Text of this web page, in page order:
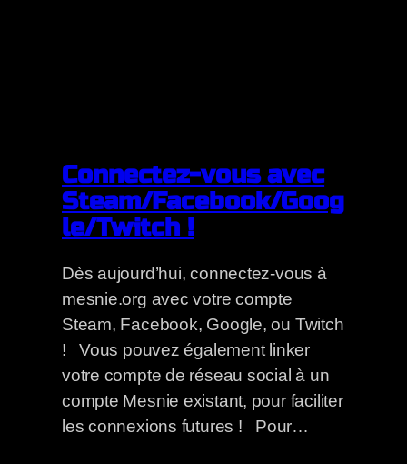
Connectez-vous avec
Steam/Facebook/Goog
le/Twitch !
Dès aujourd’hui, connectez-vous à
mesnie.org avec votre compte
Steam, Facebook, Google, ou Twitch
! Vous pouvez également linker
votre compte de réseau social à un
compte Mesnie existant, pour faciliter
les connexions futures ! Pour…